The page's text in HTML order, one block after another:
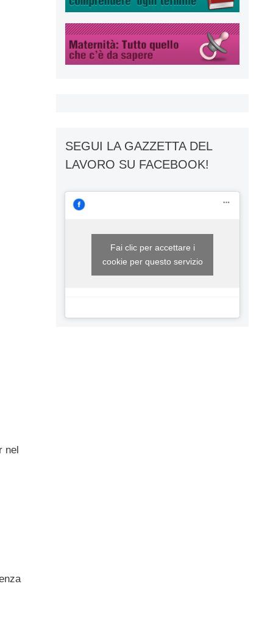
nel
SEGUI LA GAZZETTA DEL
LAVORO SU FACEBOOK!
Fai clic per accettare i
cookie per questo servizio